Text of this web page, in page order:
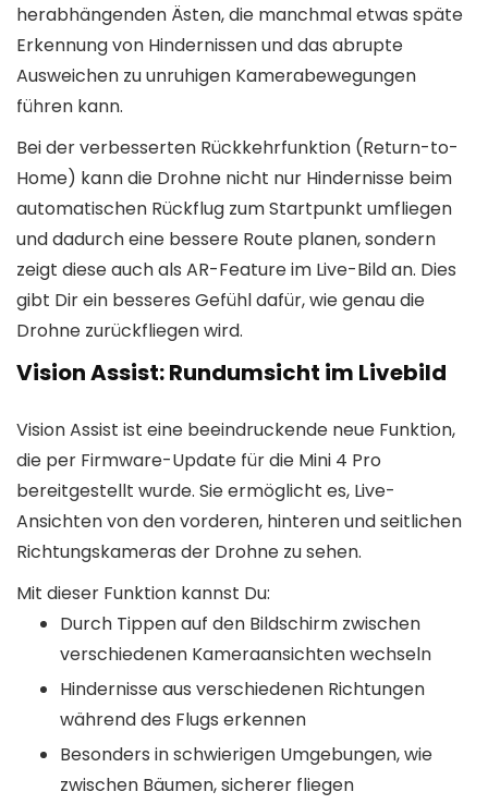
herabhängenden Ästen, die manchmal etwas späte
Erkennung von Hindernissen und das abrupte
Ausweichen zu unruhigen Kamerabewegungen
führen kann.
Bei der verbesserten Rückkehrfunktion (Return-to-
Home) kann die Drohne nicht nur Hindernisse beim
automatischen Rückflug zum Startpunkt umfliegen
und dadurch eine bessere Route planen, sondern
zeigt diese auch als AR-Feature im Live-Bild an. Dies
gibt Dir ein besseres Gefühl dafür, wie genau die
Drohne zurückfliegen wird.
Vision Assist: Rundumsicht im Livebild
Vision Assist ist eine beeindruckende neue Funktion,
die per Firmware-Update für die Mini 4 Pro
bereitgestellt wurde. Sie ermöglicht es, Live-
Ansichten von den vorderen, hinteren und seitlichen
Richtungskameras der Drohne zu sehen.
Mit dieser Funktion kannst Du:
Durch Tippen auf den Bildschirm zwischen
verschiedenen Kameraansichten wechseln
Hindernisse aus verschiedenen Richtungen
während des Flugs erkennen
Besonders in schwierigen Umgebungen, wie
zwischen Bäumen, sicherer fliegen